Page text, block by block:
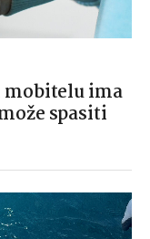
mobitelu ima
spasiti